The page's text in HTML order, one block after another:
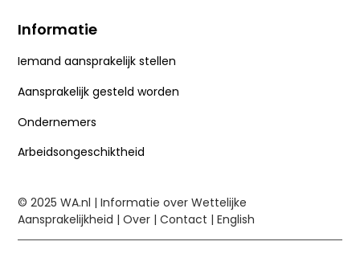
Informatie
Iemand aansprakelijk stellen
Aansprakelijk gesteld worden
Ondernemers
Arbeidsongeschiktheid
© 2025WA.nl | Informatie over Wettelijke
Aansprakelijkheid |Over |Contact |English